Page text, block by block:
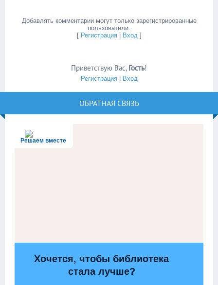
Добавлять комментарии могут только зарегистрированные
пользователи.
[ Регистрация| Вход]
Приветствую Вас, Гость!
Регистрация| Вход
ОБРАТНАЯ СВЯЗЬ
Решаем вместе
Хочется, чтобы библиотека
стала лучше?